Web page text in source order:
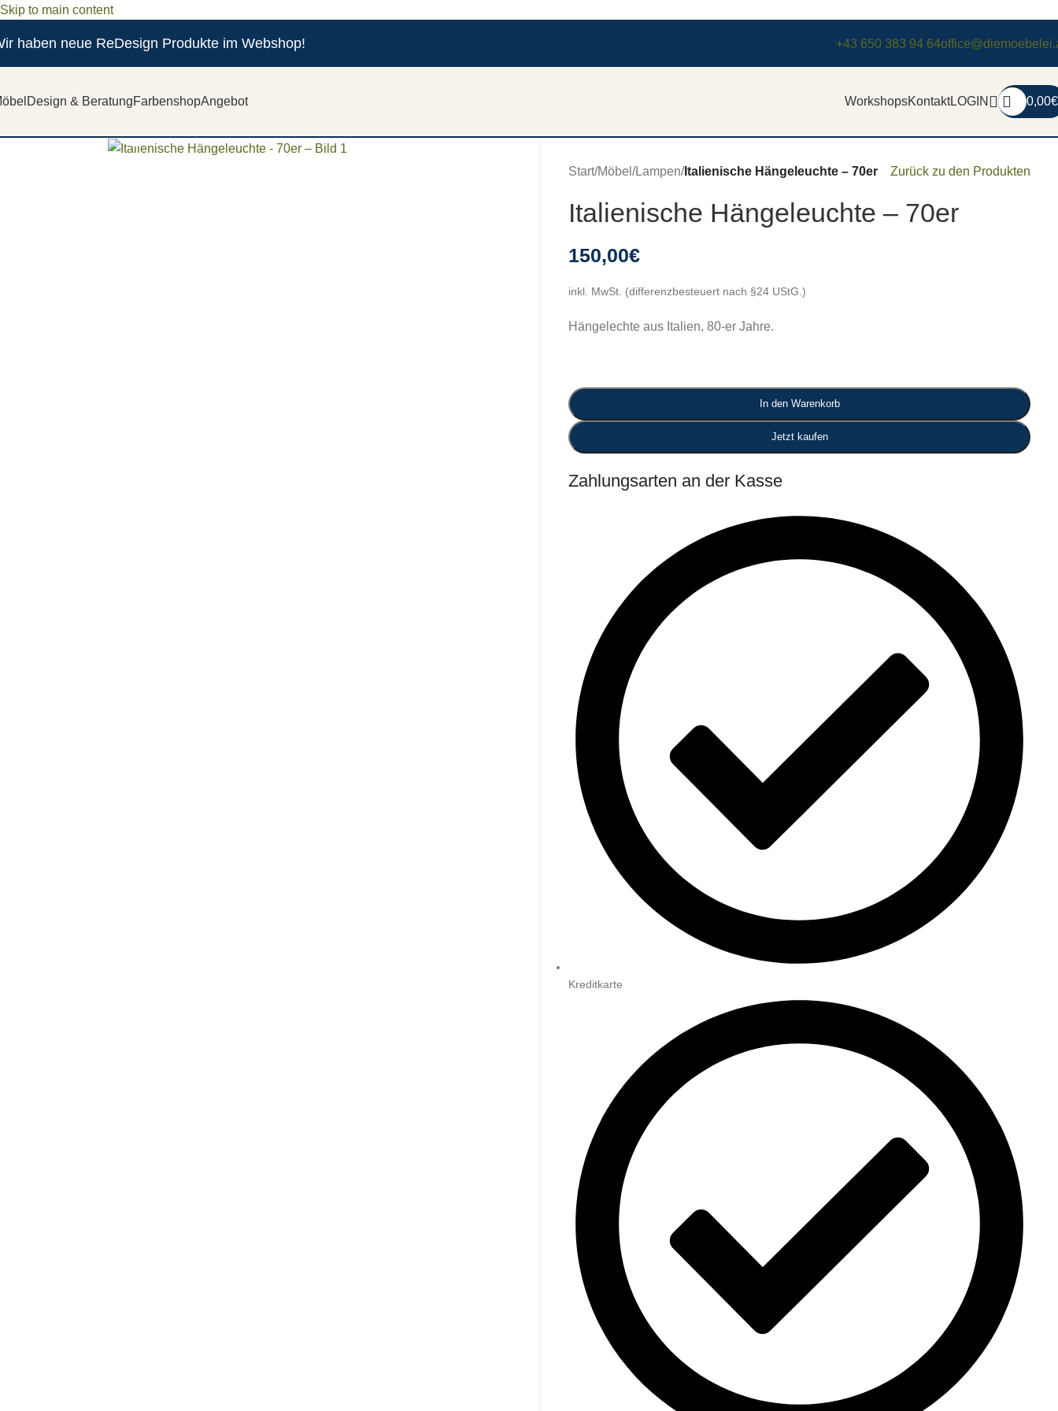
Skip to main content
haben neue ReDesign Produkte im Webshop! +43 650 383 94 64
Design & BeratungFarbenshopAngebot WorkshopsKontaktLOGIN 0,00€
Start/Möbel /Lampen/Italienische Hängeleuchte – 70er Zurück zu den Produkten
Italienische Hängeleuchte – 70er
150,00€
inkl. MwSt. (differenzbesteuert nach §24 UStG.)
Hängelechte aus Italien, 80-er Jahre.
In den Warenkorb
Jetzt kaufen
Zahlungsarten an der Kasse
Kreditkarte